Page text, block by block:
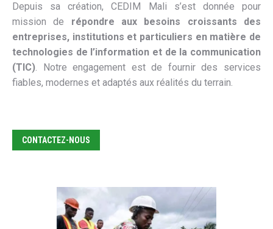
Depuis sa création, CEDIM Mali s’est donnée pour
mission de répondre aux besoins croissants des
entreprises, institutions et particuliers en matière de
technologies de l’information et de la communication
(TIC). Notre engagement est de fournir des services
fiables, modernes et adaptés aux réalités du terrain.
CONTACTEZ-NOUS